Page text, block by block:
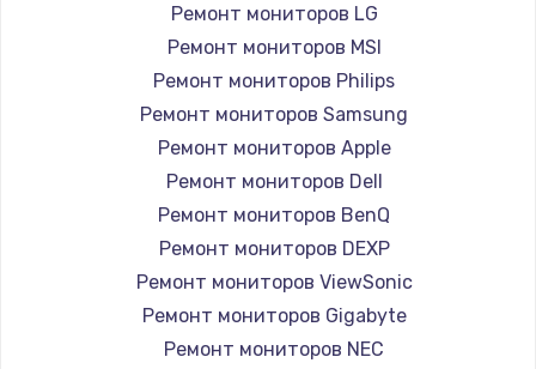
Ремонт мониторов LG
Ремонт мониторов MSI
Ремонт мониторов Philips
Ремонт мониторов Samsung
Ремонт мониторов Apple
Ремонт мониторов Dell
Ремонт мониторов BenQ
Ремонт мониторов DEXP
Ремонт мониторов ViewSonic
Ремонт мониторов Gigabyte
Ремонт мониторов NEC